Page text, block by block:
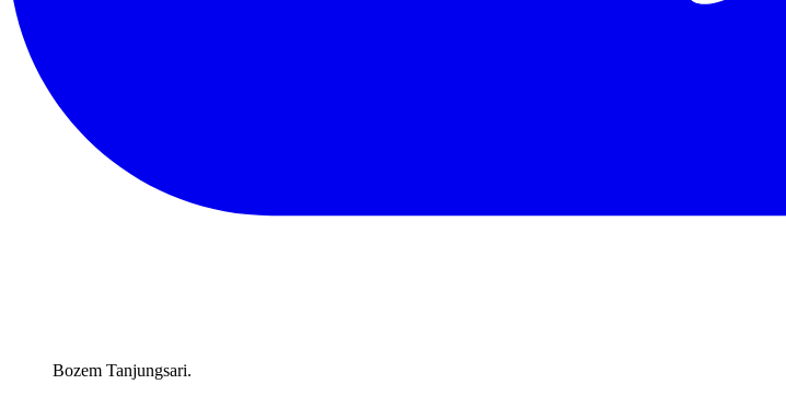
Bozem Tanjungsari.